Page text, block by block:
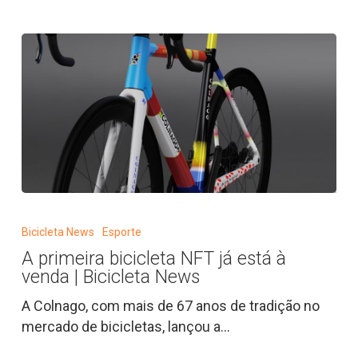
News
primeira
NFT
já
está
à
Bicicleta News Esporte
A primeira bicicleta NFT já está à
venda | Bicicleta News
A Colnago, com mais de 67 anos de tradição no
mercado de bicicletas, lançou a…